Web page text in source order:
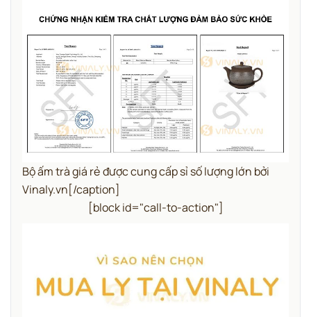
Bộ ấm trà giá rẻ được cung cấp sỉ số lượng lớn bởi
Vinaly.vn[/caption]
[block id="call-to-action"]